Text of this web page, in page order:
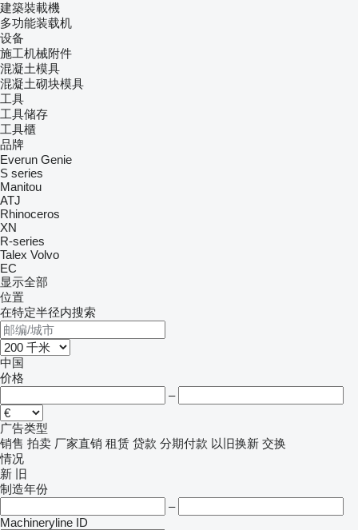
建築裝載機
多功能装载机
设备
施工机械附件
混凝土模具
混凝土砌块模具
工具
工具储存
工具櫃
品牌
Everun Genie
S series
Manitou
ATJ
Rhinoceros
XN
R-series
Talex Volvo
EC
显示全部
位置
在特定半径内搜索
中国
价格
–
广告类型
销售 拍卖 厂家直销 租赁 贷款 分期付款 以旧换新 交换
情况
新 旧
制造年份
–
Machineryline ID